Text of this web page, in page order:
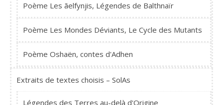
Poème Les ãelfynjis, Légendes de Balthnaïr
Poème Les Mondes Déviants, Le Cycle des Mutants
Poème Oshaën, contes d'Adhen
Extraits de textes choisis – SolAs
Légendes des Terres au-delà d'Origine